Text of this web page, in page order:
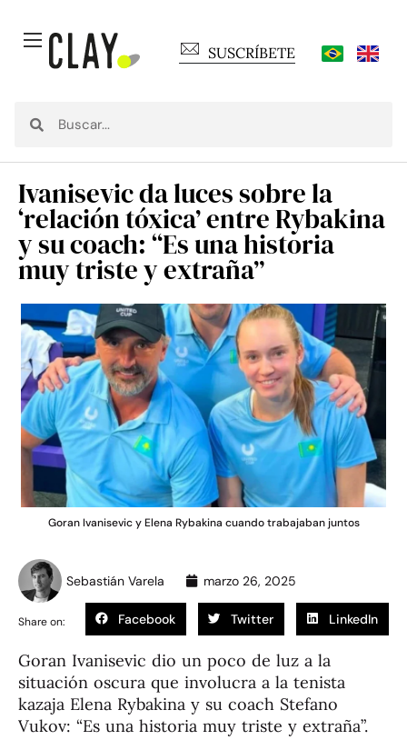
SUSCRÍBETE
Ivanisevic da luces sobre la
‘relación tóxica’ entre Rybakina
y su coach: “Es una historia
muy triste y extraña”
Goran Ivanisevic y Elena Rybakina cuando trabajaban juntos
Sebastián Varela marzo 26, 2025
Share on: Facebook Twitter LinkedIn
Goran Ivanisevic dio un poco de luz a la
situación oscura que involucra a la tenista
kazaja Elena Rybakina y su coach Stefano
Vukov: “Es una historia muy triste y extraña”.